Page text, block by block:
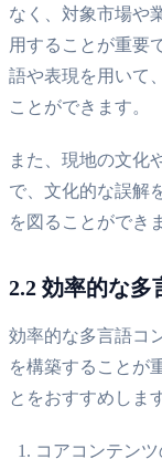
なく、対象市場や
用することが重要
語や表現を用いて
ことができます。
また、現地の文化
で、文化的な誤解
を図ることができ
2.2 効率的な多
効率的な多言語コ
を構築することが
とをおすすめしま
コアコンテン